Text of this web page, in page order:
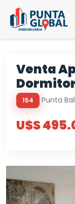
Venta
154 Punta
U$S